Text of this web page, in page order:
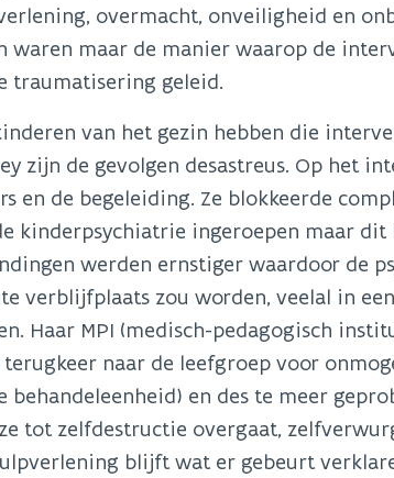
overmacht, onveiligheid en
waren maar de manier waarop de
traumatisering geleid.
van het gezin hebben die
zijn de gevolgen desastreus. Op het
en de begeleiding. Ze blokkeerde
kinderpsychiatrie ingeroepen maar
werden ernstiger waardoor de
verblijfplaats zou worden, veelal in
Haar MPI (medisch-pedagogisch
terugkeer naar de leefgroep voor
behandeleenheid) en des te meer
tot zelfdestructie overgaat,
blijft wat er gebeurt